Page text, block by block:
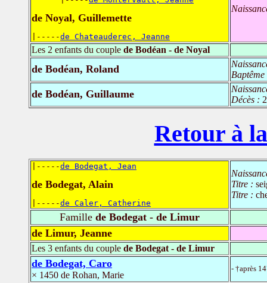
de Noyal, Guillemette
|-----de Chateauderec, Jeanne
Les 2 enfants du couple de Bodéan - de Noyal
de Bodéan, Roland
de Bodéan, Guillaume
Décès :
Retour à
|-----de Bodegat, Jean
de Bodegat, Alain
|-----de Caler, Catherine
Titre :
Titre :
Famille de Bodegat - de Limur
de Limur, Jeanne
Les 3 enfants du couple de Bodegat - de Limur
de Bodegat, Caro
× 1450 de Rohan, Marie
- †après